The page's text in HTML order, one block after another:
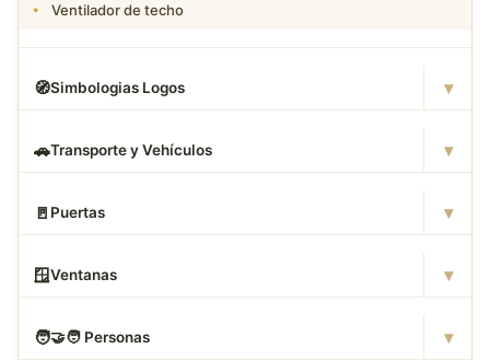
Ventilador de techo
🧭Simbologias Logos ▾
🚗Transporte y Vehículos ▾
🚪 Puertas ▾
🪟Ventanas ▾
🧑‍🤝‍🧑 Personas ▾